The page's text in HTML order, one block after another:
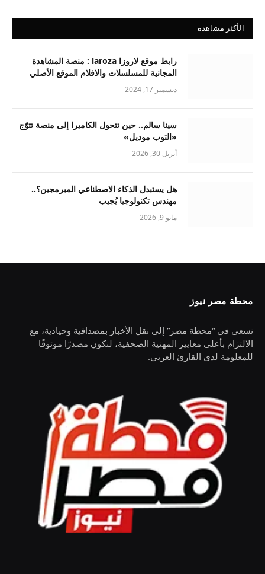
الأكثر مشاهدة
رابط موقع لاروزا laroza : منصة المشاهدة
المجانية للمسلسلات والافلام الموقع الأصلي
ديسمبر 17, 2024
سينا سالم.. حين تتحول الكاميرا إلى منصة تتوّج
«التوب موديل»
أبريل 30, 2026
هل يستبدل الذكاء الاصطناعي المبرمجين؟..
مهندس تكنولوجيا يُجيب
مايو 9, 2026
محطة مصر نيوز
نسعى في “محطة مصر” إلى نقل الأخبار بمصداقية وحيادية، مع
الالتزام بأعلى معايير المهنية الصحفية، لنكون مصدرًا موثوقًا
للمعلومة لدى القارئ العربي.